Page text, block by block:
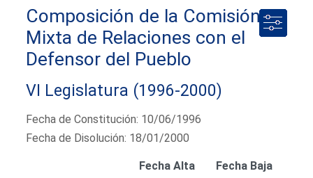
Composición de la Comisión
Mixta de Relaciones con el
Defensor del Pueblo
VI Legislatura (1996-2000)
Fecha de Constitución: 10/06/1996
Fecha de Disolución: 18/01/2000
Fecha Alta Fecha Baja